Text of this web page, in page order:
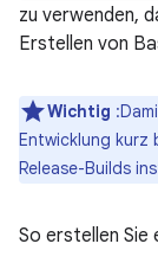
zu verwenden,
Erstellen von
Wichtig
Entwicklung kurz
Release-Builds
So erstellen Sie